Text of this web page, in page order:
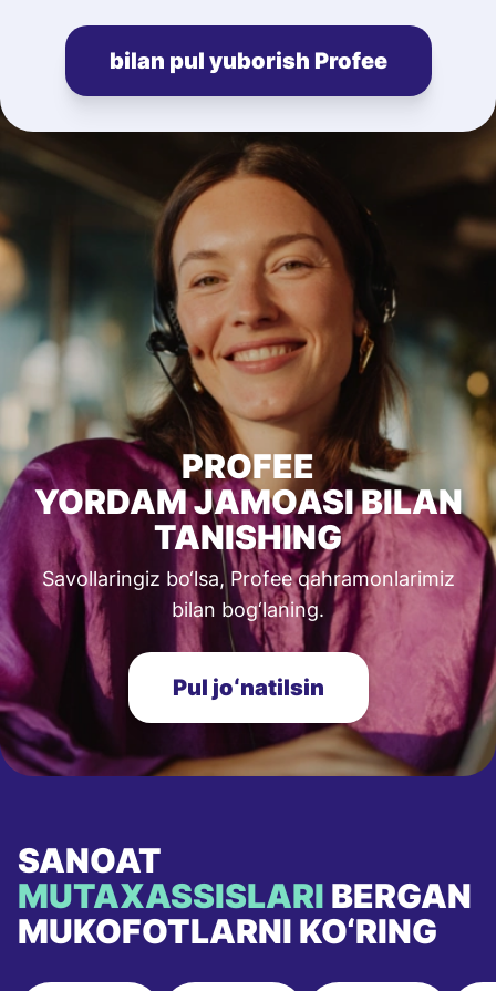
bilan pul yuborish Profee
PROFEE
YORDAM JAMOASI BILAN
TANISHING
Savollaringiz bo‘lsa, Profee qahramonlarimiz
bilan bog‘laning.
Pul joʻnatilsin
SANOAT
MUTAXASSISLARI BERGAN
MUKOFOTLARNI KO‘RING